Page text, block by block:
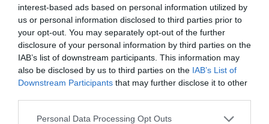
interest-based ads based on personal information utilized by
us or personal information disclosed to third parties prior to
your opt-out. You may separately opt-out of the further
disclosure of your personal information by third parties on the
IAB’s list of downstream participants. This information may
also be disclosed by us to third parties on the IAB’s List of
Downstream Participants that may further disclose it to other
Please note that this website/app uses one or more Google
Personal Data Processing Opt Outs
ELŐZŐ CIKK